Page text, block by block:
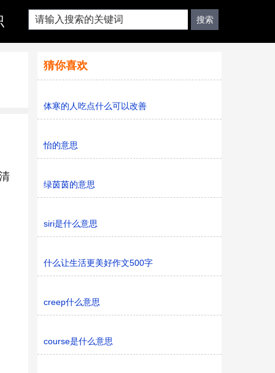
猜你喜欢
体寒的人吃点什么可以改善
怡的意思
绿茵茵的意思
siri是什么意思
什么让生活更美好作文500字
creep什么意思
course是什么意思